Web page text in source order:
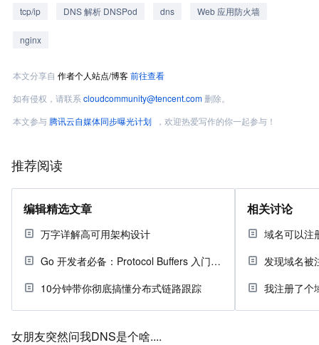
tcp/ip DNS 解析 DNSPod dns Web 应用防火墙
nginx
本文分享自 作者个人站点/博客前往查看
如有侵权，请联系 cloudcommunity@tencent.com删除。
本文参与 腾讯云自媒体同步曝光计划 ，欢迎热爱写作的你一起参与！
推荐阅读
编辑精选文章
万字详解高可用架构设计
Go 开发者必备：Protocol Buffers 入门指南
10分钟带你彻底搞懂分布式链路跟踪
相关讨论
域名可以注
发现域名被
我注册了个
女朋友突然问我DNS是个啥....